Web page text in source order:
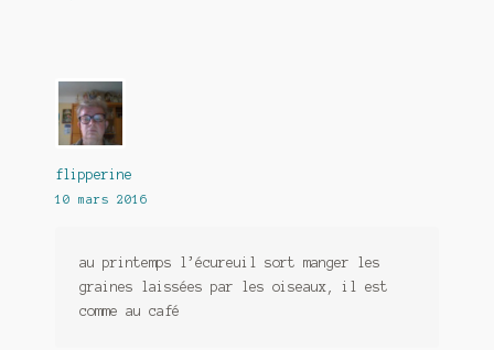
flipperine
10 mars 2016
au printemps l’écureuil sort manger les
graines laissées par les oiseaux, il est
comme au café